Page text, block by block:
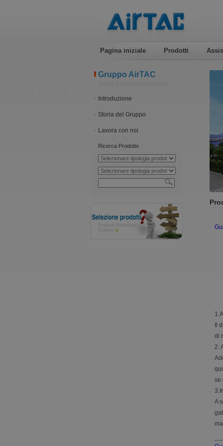
Pagina iniziale Prodotti
Gruppo AirTAC
Introduzione
Storia del Gruppo
Lavora con noi
Ricerca Prodotto
Il
di
2.
se
A